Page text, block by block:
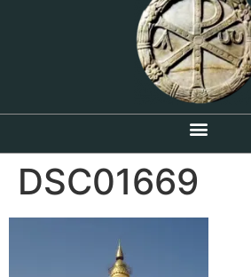
DSC01669